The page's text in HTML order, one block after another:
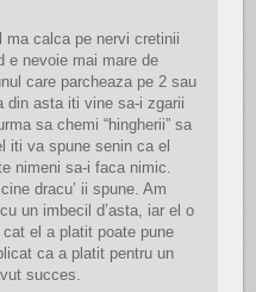
ma calca pe nervi cretinii
e nevoie mai mare de
care parcheaza pe 2 sau
din asta iti vine sa-i zgarii
sa chemi “hingherii” sa
iti va spune senin ca el
nimeni sa-i faca nimic.
dracu’ ii spune. Am
un imbecil d’asta, iar el o
el a platit poate pune
ca a platit pentru un
succes.